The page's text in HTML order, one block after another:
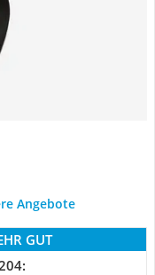
Angebote
GUT